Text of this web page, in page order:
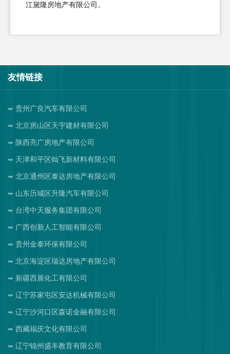
江黛隆房地产有限公司。
友情链接
贵州广良汽车有限公司
北京房山区天宇建材有限公司
陕西亮广房地产有限公司
天津和平区灿飞新材料有限公司
北京通州区泰达房地产有限公司
山东历城区升隆汽车有限公司
台湾中天服务集团有限公司
广西创新人工智能有限公司
贵州金泰环保有限公司
北京海淀区瑞达房地产有限公司
新疆西展化工有限公司
辽宁苏家屯区安达机械有限公司
辽宁沙河口区森诺金融有限公司
西藏福庆文化有限公司
辽宁锦州盛丰教育有限公司